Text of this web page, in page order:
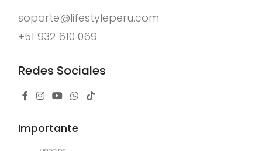
soporte@lifestyleperu.com
+51 932 610 069
Redes Sociales
Importante